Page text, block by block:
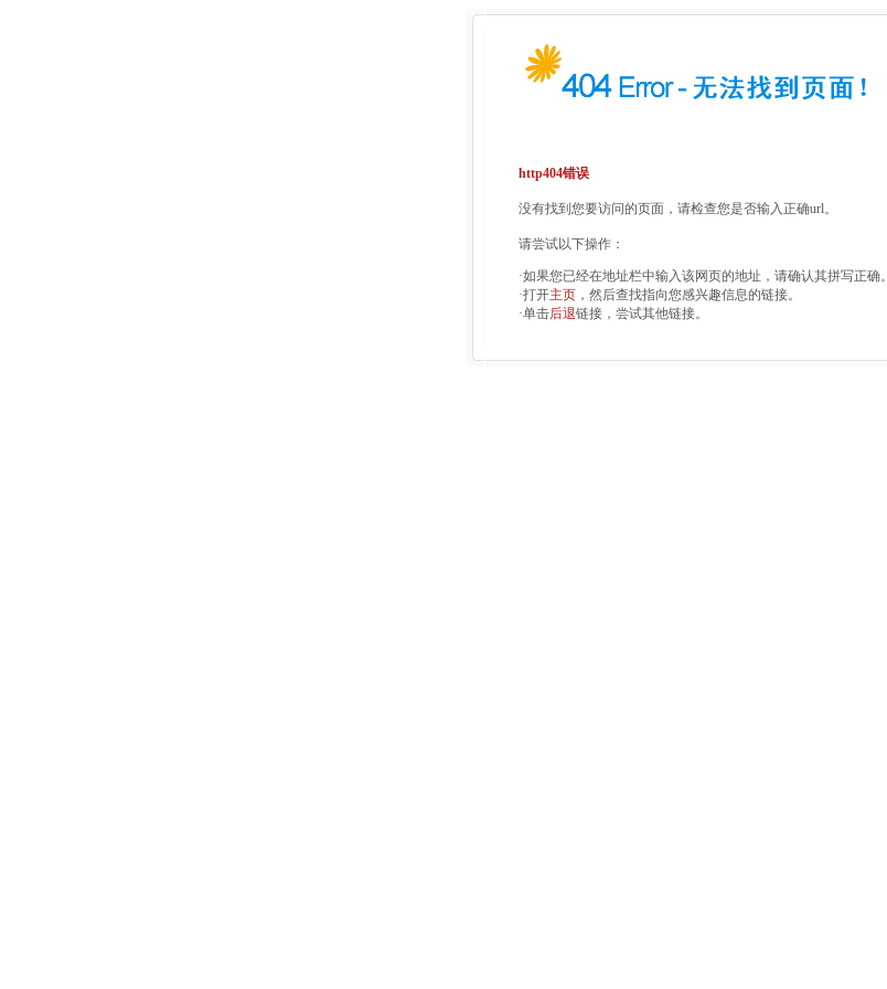
http404错误
没有找到您要访问的页面，请检查您是否输入正确url。
请尝试以下操作：
·如果您已经在地址栏中输入该网页的地址，请确认其拼写正确。
·打开主页 ，然后查找指向您感兴趣信息的链接。
·单击后退链接，尝试其他链接。